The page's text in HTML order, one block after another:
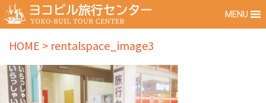
MENU
HOME > rentalspace_image3